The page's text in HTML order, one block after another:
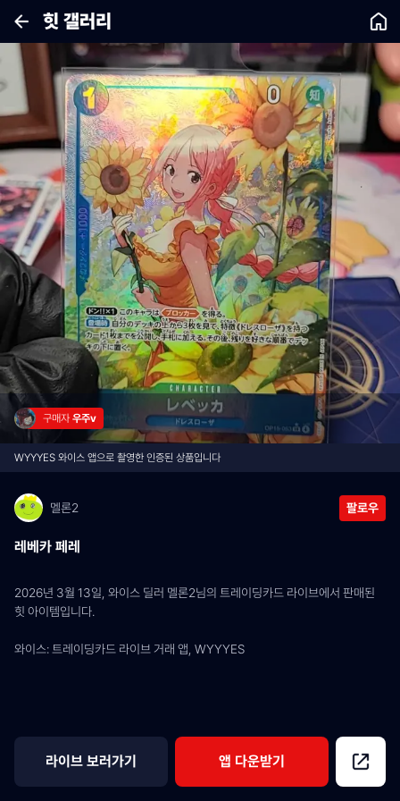
힛 갤러리
구매자 우주v
WYYYES 와이스 앱으로 촬영한 인증된 상품입니다
멜론2 팔로우
레베카 페레
2026년 3월 13일, 와이스 딜러 멜론2님의 트레이딩카드 라이브에서 판매된
힛 아이템입니다.
와이스: 트레이딩카드 라이브 거래 앱, WYYYES
라이브 보러가기 앱 다운받기